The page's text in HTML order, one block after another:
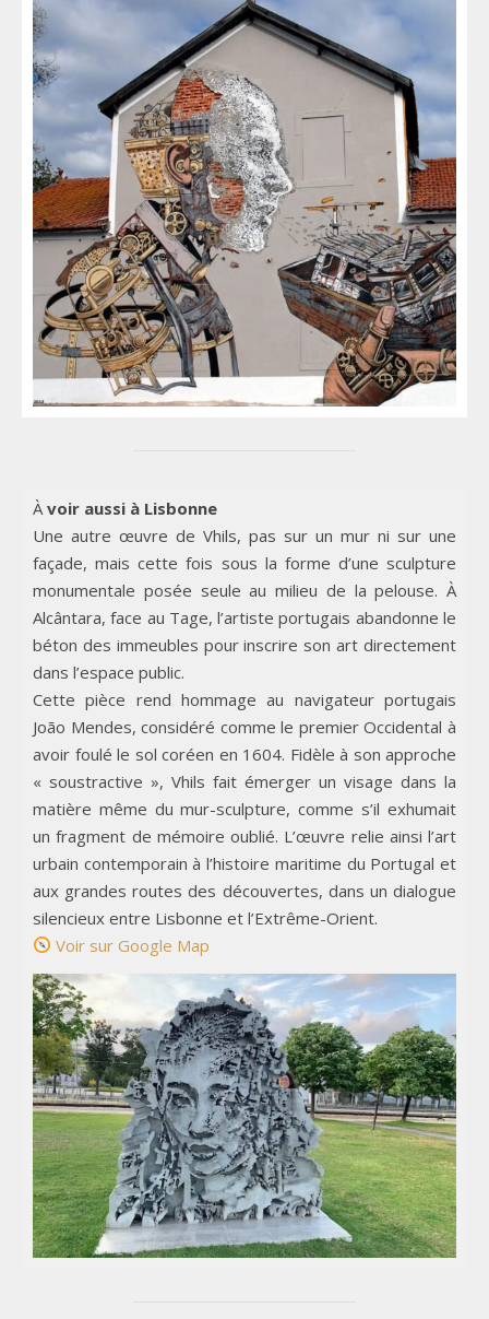
À voir aussi à Lisbonne
Une autre œuvre de Vhils, pas sur un mur ni sur une
façade, mais cette fois sous la forme d’une sculpture
monumentale posée seule au milieu de la pelouse. À
Alcântara, face au Tage, l’artiste portugais abandonne le
béton des immeubles pour inscrire son art directement
dans l’espace public.
Cette pièce rend hommage au navigateur portugais
João Mendes, considéré comme le premier Occidental à
avoir foulé le sol coréen en 1604. Fidèle à son approche
« soustractive », Vhils fait émerger un visage dans la
matière même du mur-sculpture, comme s’il exhumait
un fragment de mémoire oublié. L’œuvre relie ainsi l’art
urbain contemporain à l’histoire maritime du Portugal et
aux grandes routes des découvertes, dans un dialogue
silencieux entre Lisbonne et l’Extrême-Orient.
Voir sur Google Map